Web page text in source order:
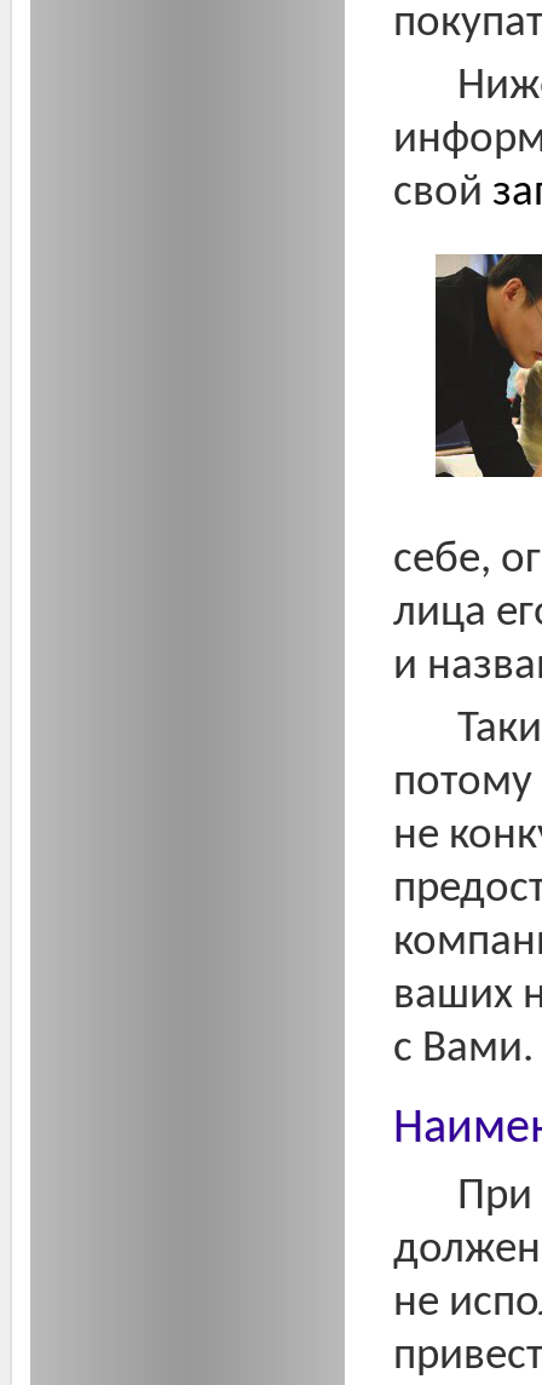
свой
себе,
лица
и
потому
не
ваших
с Вами.
При
должен
не